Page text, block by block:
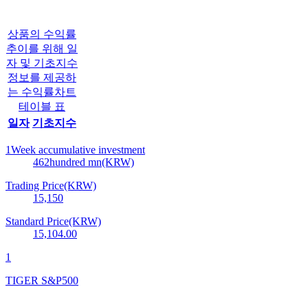
상품의 수익률
추이를 위해 일
자 및 기초지수
정보를 제공하
는 수익률차트
테이블 표
일자 기초지수
1Week accumulative investment
462hundred mn(KRW)
Trading Price(KRW)
15,150
Standard Price(KRW)
15,104.00
1
TIGER S&P500